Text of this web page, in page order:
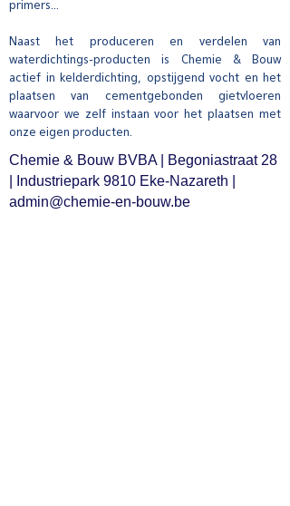
primers...
Naast het produceren en verdelen van
waterdichtings-producten is Chemie & Bouw
actief in kelderdichting, opstijgend vocht en het
plaatsen van cementgebonden gietvloeren
waarvoor we zelf instaan voor het plaatsen met
onze eigen producten.
Chemie & Bouw BVBA | Begoniastraat 28
| Industriepark 9810 Eke-Nazareth |
admin@chemie-en-bouw.be